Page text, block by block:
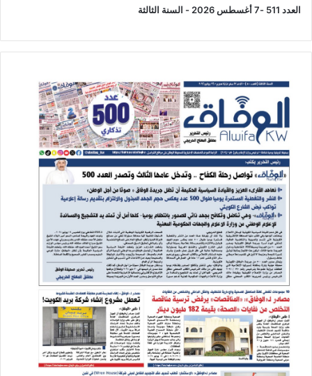
العدد 511 -7 أغسطس 2026 - السنة الثالثة